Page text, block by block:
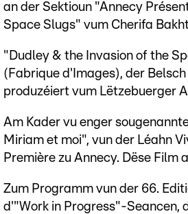
an der Sektioun "Annecy
Space Slugs" vum Cherifa
"Dudley & the Invasion of the
(Fabrique d'Images), der
produzéiert vum Lëtzebuerger
Am Kader vu enger
Miriam et moi", vun der Léahn
Première zu Annecy. Dëse Film
Zum Programm vun der 66.
d'"Work in Progress"-Seancen,